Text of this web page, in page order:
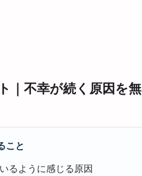
｜不幸が続く原因を無
こと
るように感じる原因